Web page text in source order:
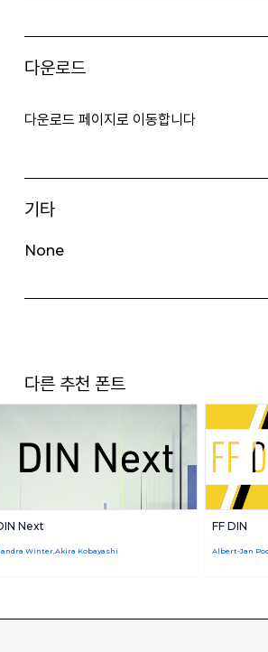
다운로드
다운로드 페이지로 이동합니다
기타
None
다른 추천 폰트
Next
Winter,Akira Kobayashi
FF DIN
Albert-Jan